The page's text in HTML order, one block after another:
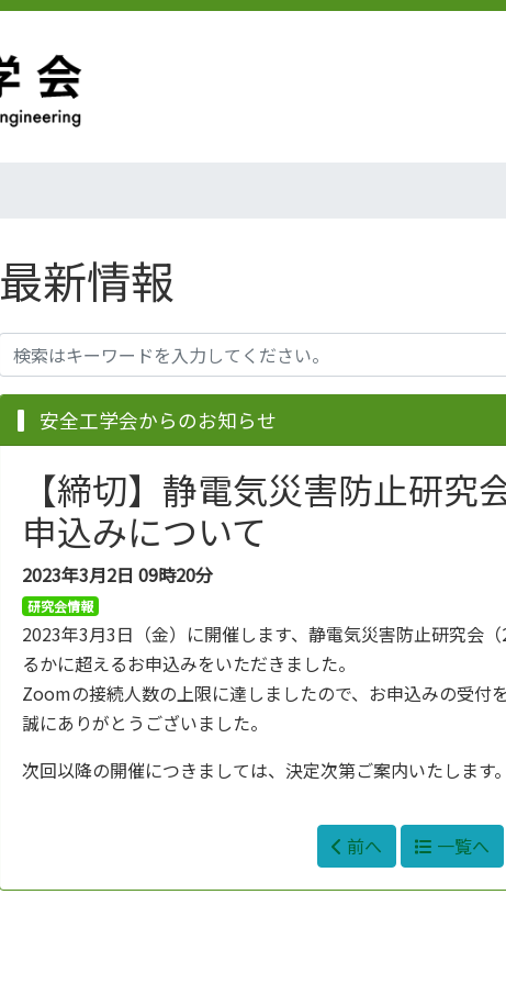
最新情報
安全工学会からのお知らせ
【締切】静電気災害防止研
申込みについて
2023年3月2日 09時20分
研究会情報
2023年3月3日（金）に開催します、静電気災害防止研究会
るかに超えるお申込みをいただきました。
Zoomの接続人数の上限に達しましたので、お申込みの受付
誠にありがとうございました。
次回以降の開催につきましては、決定次第ご案内いたします。
前へ 一覧へ